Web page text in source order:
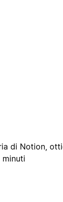
di Notion,
minuti